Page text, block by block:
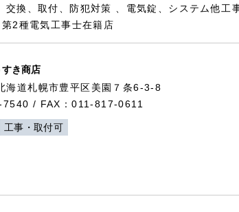
交換、取付、防犯対策 、電気錠、システム他工
2種電気工事士在籍店
き商店
道札幌市豊平区美園７条6-3-8
/ FAX：011-817-0611
工事・取付可